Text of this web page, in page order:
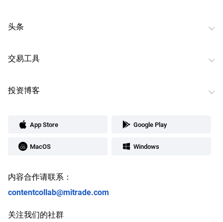
头条
交易工具
投资博客
App Store Google Play
MacOS Windows
内容合作请联系：
contentcollab@mitrade.com
关注我们的社群